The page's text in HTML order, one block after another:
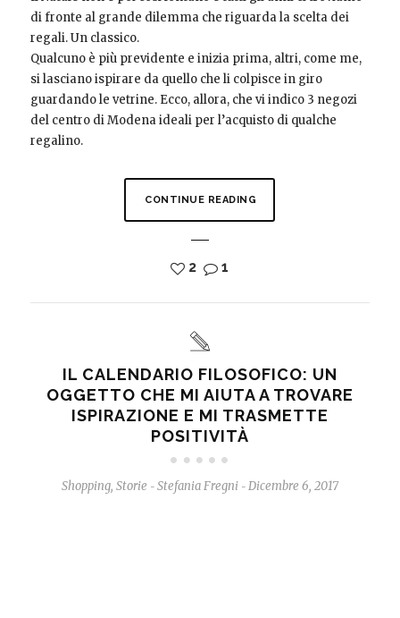
di fronte al grande dilemma che riguarda la scelta dei
regali. Un classico.
Qualcuno è più previdente e inizia prima, altri, come me,
si lasciano ispirare da quello che li colpisce in giro
guardando le vetrine. Ecco, allora, che vi indico 3 negozi
del centro di Modena ideali per l’acquisto di qualche
regalino.
CONTINUE READING
2 1
IL CALENDARIO FILOSOFICO: UN
OGGETTO CHE MI AIUTA A TROVARE
ISPIRAZIONE E MI TRASMETTE
POSITIVITÀ
Shopping, Storie - Stefania Fregni - Dicembre 6, 2017